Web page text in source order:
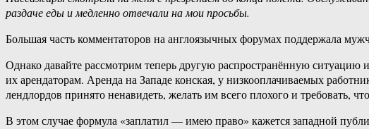
раздаче еды и медленно отвечали на мои просьбы.
Большая часть комментаторов на англоязычных форумах поддержала
Однако давайте рассмотрим теперь другую распространённую
их арендаторам. Аренда на Западе конская, у низкооплачиваемых
лендлордов принято ненавидеть, желать им всего плохого и требовать,
В этом случае формула «заплатил — имею право» кажется западной